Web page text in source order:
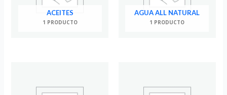
ACEITES
1 PRODUCTO
AGUA ALL NATURAL
1 PRODUCTO